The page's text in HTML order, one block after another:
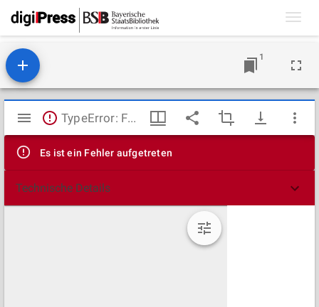
1
Mirador
Viewer
TypeError: Failed to fetch
Es ist ein Fehler aufgetreten
Technische Details